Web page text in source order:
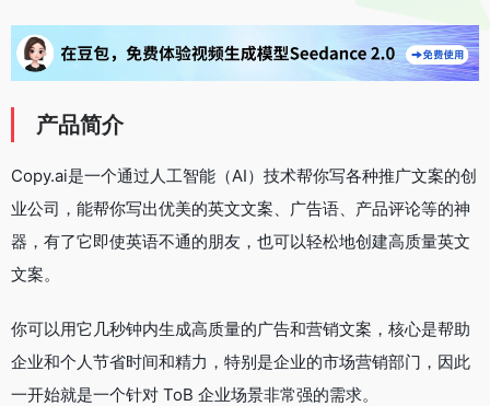
产品简介
Copy.ai是一个通过人工智能（AI）技术帮你写各种推广文案的创
业公司，能帮你写出优美的英文文案、广告语、产品评论等的神
器，有了它即使英语不通的朋友，也可以轻松地创建高质量英文
文案。
你可以用它几秒钟内生成高质量的广告和营销文案，核心是帮助
企业和个人节省时间和精力，特别是企业的市场营销部门，因此
一开始就是一个针对 ToB 企业场景非常强的需求。